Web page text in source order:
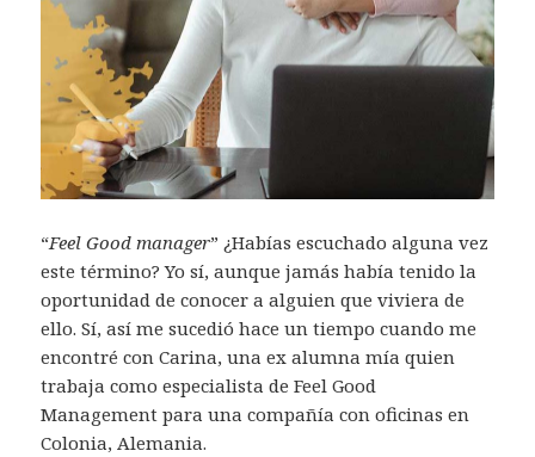
“Feel Good manager” ¿Habías escuchado alguna vez
este término? Yo sí, aunque jamás había tenido la
oportunidad de conocer a alguien que viviera de
ello. Sí, así me sucedió hace un tiempo cuando me
encontré con Carina, una ex alumna mía quien
trabaja como especialista de Feel Good
Management para una compañía con oficinas en
Colonia, Alemania.